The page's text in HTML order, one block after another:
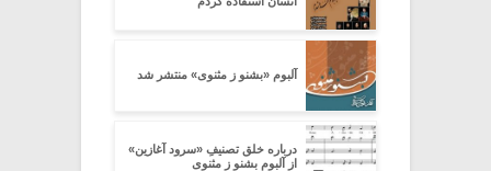
آلبوم «بشنو ز مثنوی» منتشر شد
درباره خلق تصنیفِ «سرود آغازین»
از آلبوم بشنو ز مثنوی